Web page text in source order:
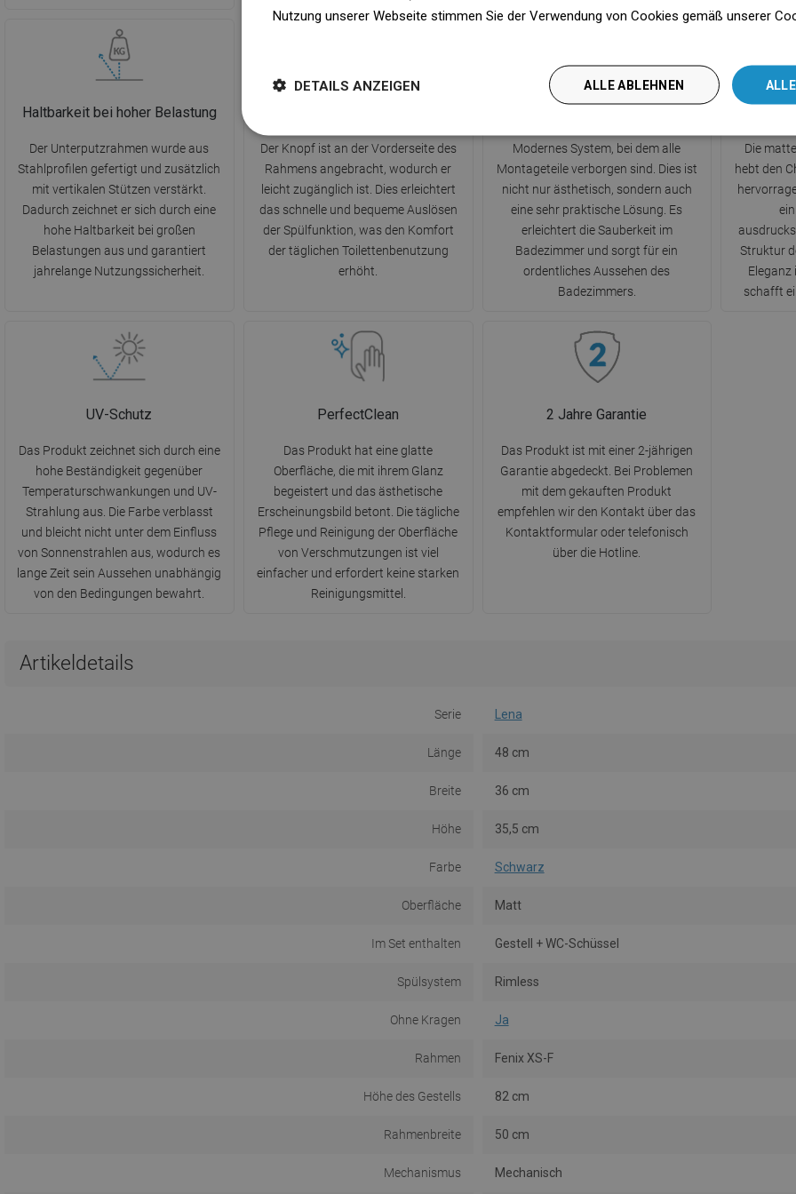
Haltbarkeit bei hoher Belastung
Der Unterputzrahmen wurde aus
Stahlprofilen gefertigt und zusätzlich
mit vertikalen Stützen verstärkt.
Dadurch zeichnet er sich durch eine
hohe Haltbarkeit bei großen
Belastungen aus und garantiert
jahrelange Nutzungssicherheit.
Der Knopf ist an der Vorderseite des
Rahmens angebracht, wodurch er
leicht zugänglich ist. Dies erleichtert
das schnelle und bequeme Auslösen
der Spülfunktion, was den Komfort
der täglichen Toilettenbenutzung
erhöht.
Modernes System, bei dem alle
Montageteile verborgen sind. Dies ist
nicht nur ästhetisch, sondern auch
eine sehr praktische Lösung. Es
erleichtert die Sauberkeit im
Badezimmer und sorgt für ein
ordentliches Aussehen des
Badezimmers.
Die
hebt den
Struktur
Eleganz
schafft
UV-Schutz
Das Produkt zeichnet sich durch eine
hohe Beständigkeit gegenüber
Temperaturschwankungen und UV-
Strahlung aus. Die Farbe verblasst
und bleicht nicht unter dem Einfluss
von Sonnenstrahlen aus, wodurch es
lange Zeit sein Aussehen unabhängig
von den Bedingungen bewahrt.
PerfectClean
Das Produkt hat eine glatte
Oberfläche, die mit ihrem Glanz
begeistert und das ästhetische
Erscheinungsbild betont. Die tägliche
Pflege und Reinigung der Oberfläche
von Verschmutzungen ist viel
einfacher und erfordert keine starken
Reinigungsmittel.
2 Jahre Garantie
Das Produkt ist mit einer 2-jährigen
Garantie abgedeckt. Bei Problemen
mit dem gekauften Produkt
empfehlen wir den Kontakt über das
Kontaktformular oder telefonisch
über die Hotline.
Artikeldetails
Serie Lena
Länge 48 cm
Breite 36 cm
Höhe 35,5 cm
Farbe Schwarz
Oberfläche Matt
Im Set enthalten Gestell + WC-Schüssel
Spülsystem Rimless
Ohne Kragen Ja
Rahmen Fenix XS-F
Höhe des Gestells 82 cm
Rahmenbreite 50 cm
Mechanismus Mechanisch
Nutzung unserer Webseite stimmen Sie der Verwendung von Cookies gemäß unserer
ALLE ABLEHNEN
DETAILS ANZEIGEN